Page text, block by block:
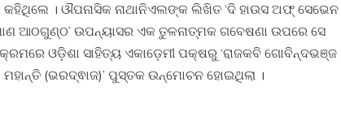
କହିଥିଲେ । ଔପନାସିକ ନାଥାନିଏଲଙ୍କ ଲିଖିତ ‘ଦି ହାଉସ ଅଫ୍ ସେଭେନ
ଆଠଗୁଣ୍ଠ’ ଉପନ୍ୟାସର ଏକ ତୁଳନାତ୍ମକ ଗବେଷଣା ଉପରେ ସେ
ଓଡ଼ିଶା ସାହିତ୍ୟ ଏକାଡ଼େମୀ ପକ୍ଷରୁ ‘ରାଜକବି ଗୋବିନ୍ଦଭଞ୍ଜ
ମହାନ୍ତି (ଭରଦ୍ଵାଜ)’ ପୁସ୍ତକ ଉନ୍ମୋଚନ ହୋଇଥିଲା ।